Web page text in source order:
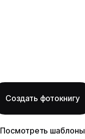
Создать фотокнигу
Посмотреть шаблоны